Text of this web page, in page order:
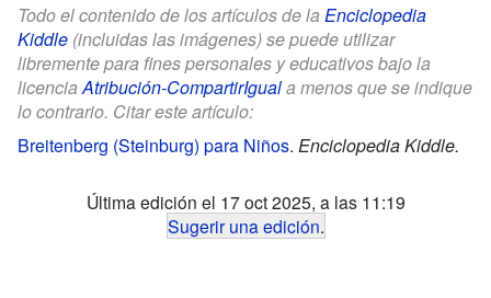
Todo el contenido de los artículos de la Enciclopedia
Kiddle (incluidas las imágenes) se puede utilizar
libremente para fines personales y educativos bajo la
licenciaAtribución-CompartirIguala menos que se indique
lo contrario. Citar este artículo:
Breitenberg (Steinburg) para Niños. Enciclopedia Kiddle.
Última edición el 17 oct 2025, a las 11:19
Sugerir una edición.